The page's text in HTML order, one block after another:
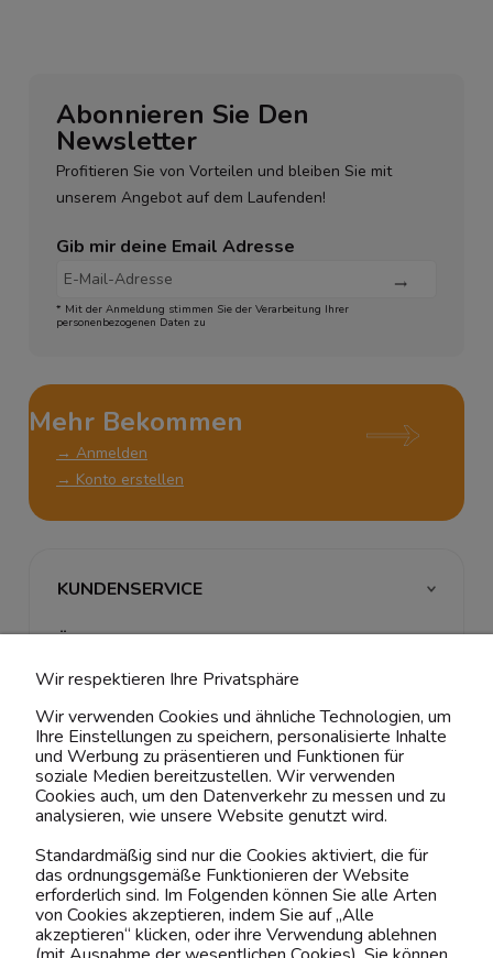
Abonnieren Sie Den
Newsletter
Profitieren Sie von Vorteilen und bleiben Sie mit
unserem Angebot auf dem Laufenden!
Gib mir deine Email Adresse
* Mit der Anmeldung stimmen Sie der Verarbeitung Ihrer
personenbezogenen Daten zu
Mehr Bekommen
→ Anmelden
→ Konto erstellen
Kontaktiere uns!
0151 12200811
shop@yourhouse24.eu
KUNDENSERVICE
ÜBER UNS & RECHTLICHES
MEIN ACCOUNT
BELIEBTE KATEGORIEN
Wir respektieren Ihre Privatsphäre
Wir verwenden Cookies und ähnliche Technologien, um
Ihre Einstellungen zu speichern, personalisierte Inhalte
und Werbung zu präsentieren und Funktionen für
soziale Medien bereitzustellen. Wir verwenden
Cookies auch, um den Datenverkehr zu messen und zu
analysieren, wie unsere Website genutzt wird.
Standardmäßig sind nur die Cookies aktiviert, die für
das ordnungsgemäße Funktionieren der Website
erforderlich sind. Im Folgenden können Sie alle Arten
von Cookies akzeptieren, indem Sie auf „Alle
akzeptieren“ klicken, oder ihre Verwendung ablehnen